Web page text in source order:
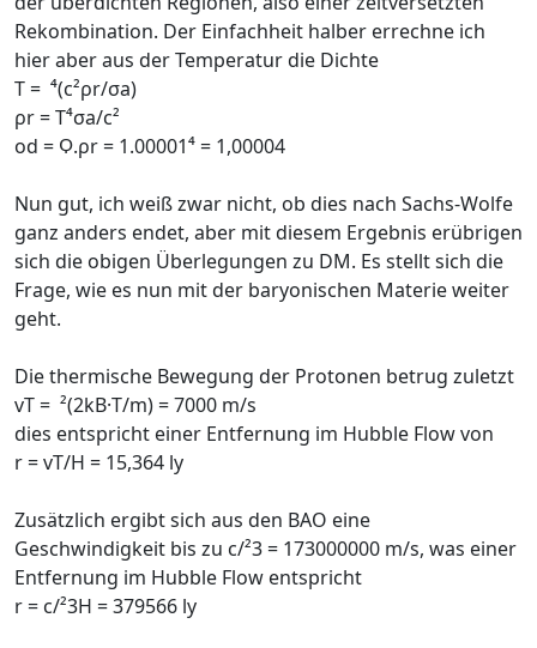
Rekombination. Der Einfachheit halber errechne ich
hier aber aus der Temperatur die Dichte
T = ⁴(c²ρr/σa)
ρr = T⁴σa/c²
od = Ϙ.ρr = 1.00001⁴ = 1,00004
Nun gut, ich weiß zwar nicht, ob dies nach Sachs-Wolfe
ganz anders endet, aber mit diesem Ergebnis erübrigen
sich die obigen Überlegungen zu DM. Es stellt sich die
Frage, wie es nun mit der baryonischen Materie weiter
geht.
Die thermische Bewegung der Protonen betrug zuletzt
vT = ²(2kB·T/m) = 7000 m/s
dies entspricht einer Entfernung im Hubble Flow von
r = vT/H = 15,364 ly
Zusätzlich ergibt sich aus den BAO eine
Geschwindigkeit bis zu c/²3 = 173000000 m/s, was einer
Entfernung im Hubble Flow entspricht
r = c/²3H = 379566 ly